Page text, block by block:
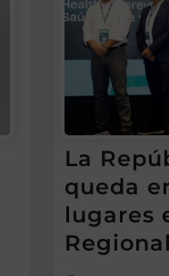
La
queda
lugares